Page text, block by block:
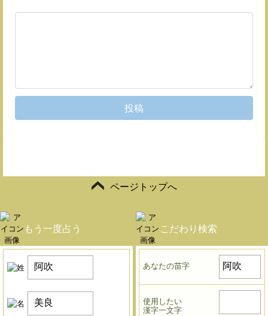
投稿
ページトップへ
もう一度占う こだわり検索
あなたの苗字
使用したい
漢字一文字